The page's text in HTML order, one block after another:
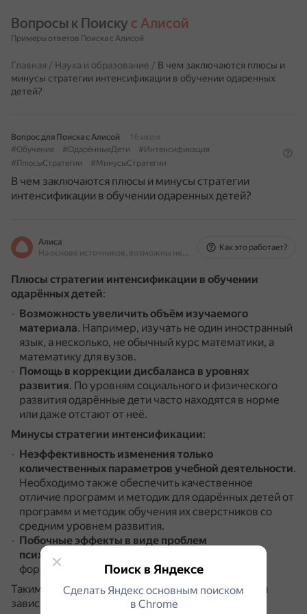
Вопросы к Поиску с Алисой
Примеры ответов Поиска с Алисой
Главная / Наука и образование / В чем заключаются плюсы и
минусы стратегии интенсификации в обучении одаренных
детей?
Вопрос для Поиска с Алисой
16 июля
#Обучение
#ОдарённыеДети
#Интенсификация
#ПлюсыСтратегии
#МинусыСтратегии
В чем заключаются плюсы и минусы стратегии
интенсификации в обучении одаренных детей?
Алиса
На основе источников, возможны неточности
Как это работает?
Плюсы стратегии интенсификации в обучении
одарённых детей:
Возможность увеличить объём изучаемого
материала. Например, изучать не один иностранный
язык, а несколько, не обычный курс математики, а
математику для вузов.
Помощь в коррекции дисбаланса в уровнях
развития. По уровням социального и физического
развития одарённые дети часто находятся в норме
или даже отстают от неё.
Минусы стратегии интенсификации:
Неэффективность изменения только
количественных параметров учебной деятельности.
Необходимо также обеспечить качественное
отличие программ и методик для одарённых детей от
программ и методик обучения их сверстников со
средним уровнем развития.
Побочные эффекты в виде проблем
психосоциального характера
формирование «Я-концепции» и другие).
Таким образом, выбор стратегии интенсификации
зависит от конкретных условий и целей обучения.
Поиск в Яндексе
Сделать Яндекс основным поиском
в Сhrome